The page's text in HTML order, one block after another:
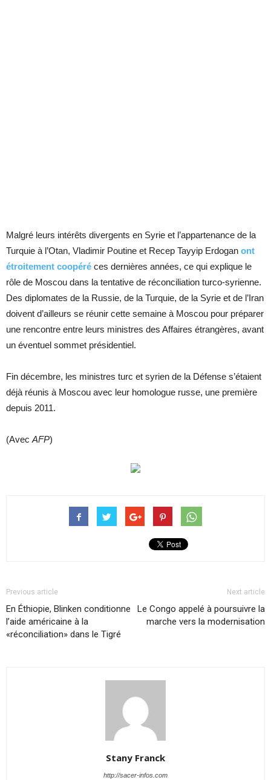
Malgré leurs intérêts divergents en Syrie et l’appartenance de la
Turquie à l’Otan, Vladimir Poutine et Recep Tayyip Erdogan ont
étroitement coopéré ces dernières années, ce qui explique le
rôle de Moscou dans la tentative de réconciliation turco-syrienne.
Des diplomates de la Russie, de la Turquie, de la Syrie et de l’Iran
doivent d’ailleurs se réunir cette semaine à Moscou pour préparer
une rencontre entre leurs ministres des Affaires étrangères, avant
un éventuel sommet présidentiel.
Fin décembre, les ministres turc et syrien de la Défense s’étaient
déjà réunis à Moscou avec leur homologue russe, une première
depuis 2011.
(AvecAFP)
Previous article
En Éthiopie, Blinken conditionne
l’aide américaine à la
«réconciliation» dans le Tigré
Next article
Le Congo appelé à poursuivre la
marche vers la modernisation
Stany Franck
http://sacer-infos.com